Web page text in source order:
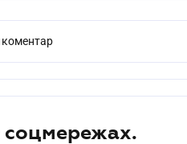
коментар
соцмережах.